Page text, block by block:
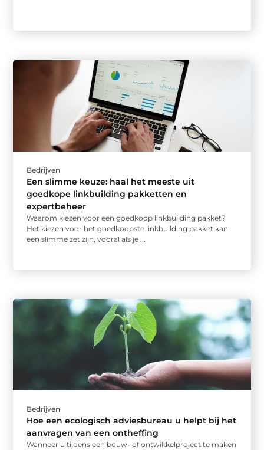
Bedrijven
Een slimme keuze: haal het meeste uit
goedkope linkbuilding pakketten en
expertbeheer
Waarom kiezen voor een goedkoop linkbuilding pakket?
Het kiezen voor het goedkoopste linkbuilding pakket kan
een slimme zet zijn, vooral als je ...
Bedrijven
Hoe een ecologisch adviesbureau u helpt bij het
aanvragen van een ontheffing
Wanneer u tijdens een bouw- of ontwikkelproject te maken